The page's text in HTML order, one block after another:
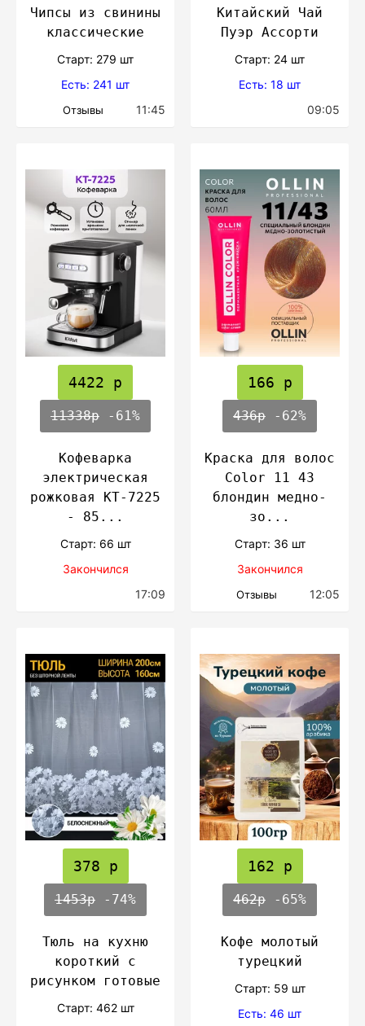
Чипсы из свинины
классические
Cтарт: 279 шт
Есть: 241 шт
Отзывы 11:45
Китайский Чай
Пуэр Ассорти
Cтарт: 24 шт
Есть: 18 шт
09:05
4422 р
11338р -61%
Кофеварка
электрическая
рожковая КТ-7225
- 85...
Cтарт: 66 шт
Закончился
17:09
166 р
436р -62%
Краска для волос
Color 11 43
блондин медно-
зо...
Cтарт: 36 шт
Закончился
Отзывы 12:05
378 р
1453р -74%
Тюль на кухню
короткий с
рисунком готовые
Cтарт: 462 шт
162 р
462р -65%
Кофе молотый
турецкий
Cтарт: 59 шт
Есть: 46 шт